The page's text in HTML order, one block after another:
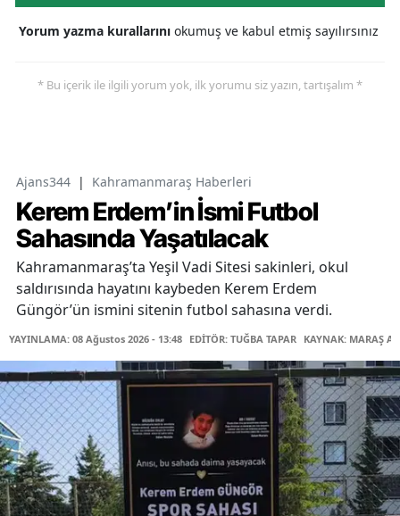
Yorum yazma kurallarını okumuş ve kabul etmiş sayılırsınız
* Bu içerik ile ilgili yorum yok, ilk yorumu siz yazın, tartışalım *
Ajans344 | Kahramanmaraş Haberleri
Kerem Erdem’in İsmi Futbol
Sahasında Yaşatılacak
Kahramanmaraş’ta Yeşil Vadi Sitesi sakinleri, okul
saldırısında hayatını kaybeden Kerem Erdem
Güngör’ün ismini sitenin futbol sahasına verdi.
YAYINLAMA: 08 Ağustos 2026 - 13:48 EDİTÖR: TUĞBA TAPAR KAYNAK: MARAŞ